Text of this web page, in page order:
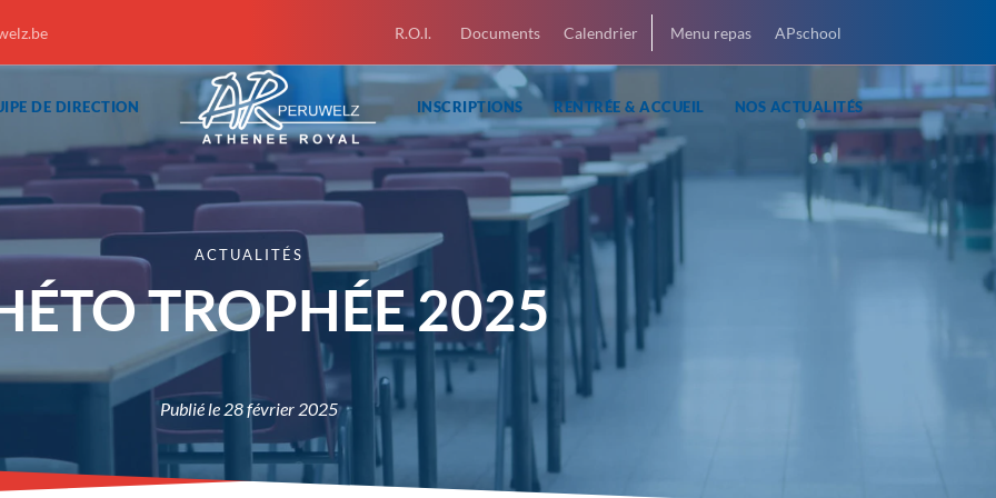
R.O.I. Documents Calendrier Menu repas APschool
DE DIRECTION INSCRIPTIONS RENTRÉE & ACCUEIL NOS ACTUALITÉS
ACTUALITÉS
TROPHÉE 2025
Publié le 28 février 2025